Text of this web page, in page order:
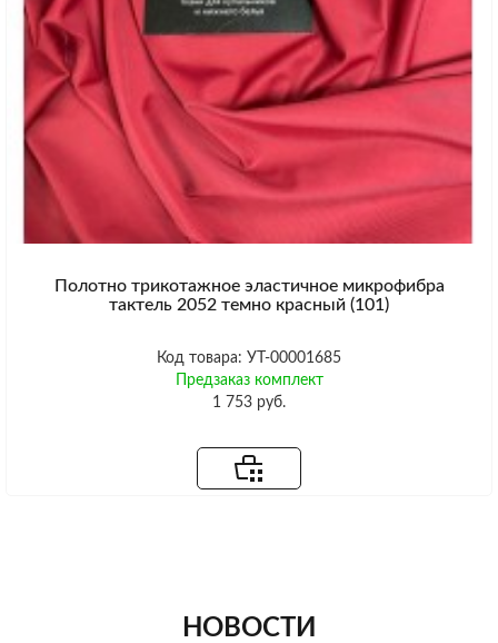
Полотно трикотажное эластичное микрофибра
тактель 2052 темно красный (101)
Код товара: УТ-00001685
Предзаказ комплект
1 753 руб.
НОВОСТИ